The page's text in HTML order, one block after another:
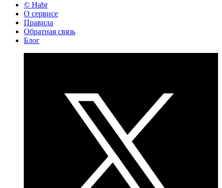
© Habr
О сервисе
Правила
Обратная связь
Блог